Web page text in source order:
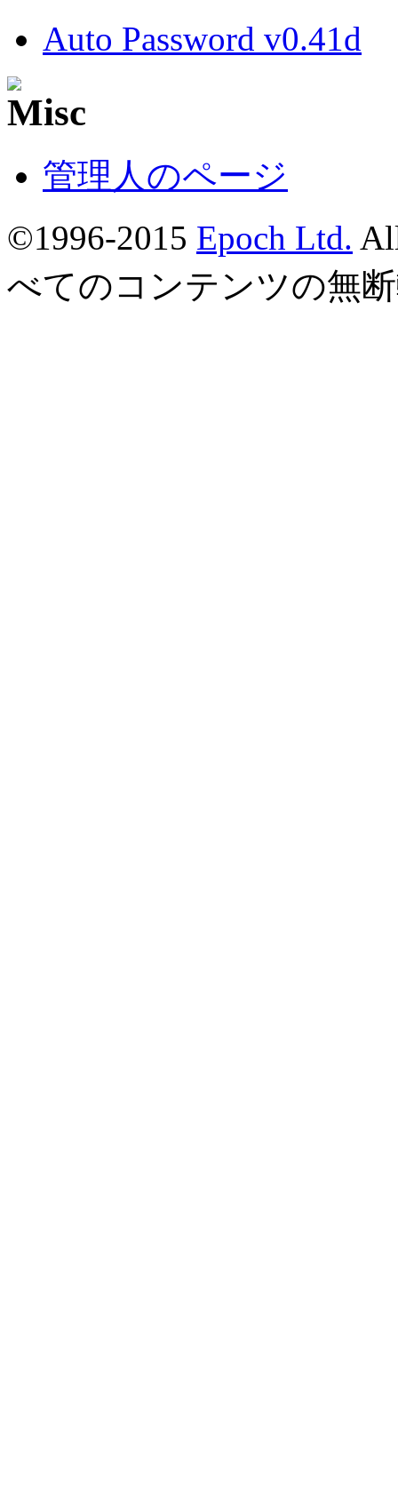
Auto Password v0.41d
管理人のページ
©1996-2015 Epoch Ltd.
べてのコンテンツの無